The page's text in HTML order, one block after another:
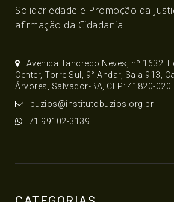
Solidariedade e Promoção da
afirmação da Cidadania
Avenida Tancredo Neves, nº 1632.
Center, Torre Sul, 9° Andar, Sala 913,
Árvores, Salvador-BA, CEP: 41820-020
buzios@institutobuzios.org.br
71 99102-3139